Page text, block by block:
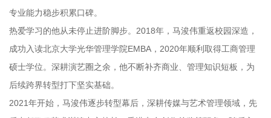
专业能力稳步积累口碑。
热爱学习的他从未停止进阶脚步。2018年，马浚伟重返校园深造，
成功入读北京大学光华管理学院EMBA，2020年顺利取得工商管理
硕士学位。深耕演艺圈之余，他不断补齐商业、管理知识短板，为
后续跨界转型打下坚实基础。
2021年开始，马浚伟逐步转型幕后，深耕传媒与艺术管理领域，先